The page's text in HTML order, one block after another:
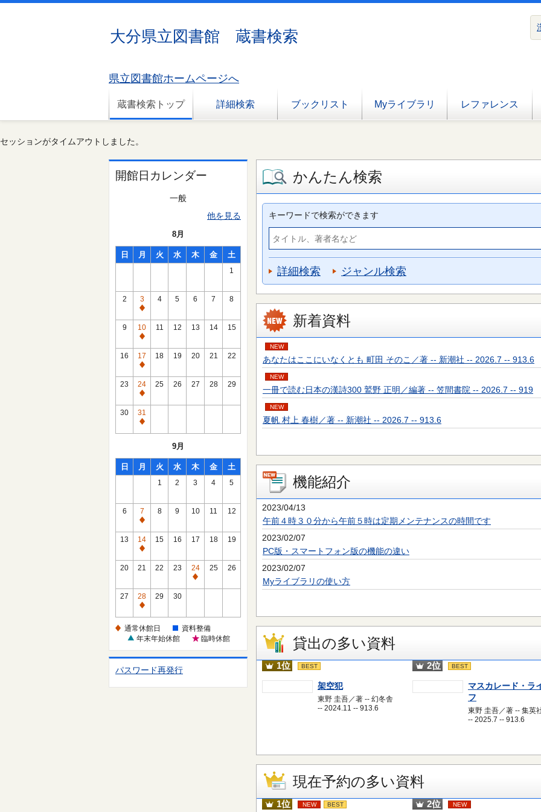
大分県立図書館 蔵書検索
県立図書館ホームページへ
蔵書検索トップ 詳細検索 ブックリスト Myライブラリ レファレンス
セッションがタイムアウトしました。
開館日カレンダー
一般
他を見る
8月
日 月 火 水 木 金 土
1
2
3
通
常
休
館
日
4 5 6 7 8
9
10
通
常
休
館
日
11 12 13 14 15
16
17
通
常
休
館
日
18 19 20 21 22
23
24
通
常
休
館
25 26 27 28 29
30
31
通
館
日
9月
日 月 火 水 木 金 土
1 2 3 4 5
6
7
通
常
休
館
8 9 10 11 12
13
14
通
常
館
日
15 16 17 18 19
20 21 22 23
24
通
館
日
25 26
27
28
通
休
日
29 30
通常休館日
資料整備
年末年始休館
臨時休館
パスワード再発行
かんたん検索
キーワードで検索ができます
詳細検索 ジャンル検索
新着資料
NEW
あなたはここにいなくとも 町田 そのこ／著 -- 新潮社 -- 2026.7 -- 913.6
NEW
一冊で読む日本の漢詩300 鷲野 正明／編著 -- 笠間書院 -- 2026.7 -- 919
NEW
夏帆 村上 春樹／著 -- 新潮社 -- 2026.7 -- 913.6
機能紹介
2023/04/13
午前４時３０分から午前５時は定期メンテナンスの時間です
2023/02/07
PC版・スマートフォン版の機能の違い
2023/02/07
Myライブラリの使い方
貸出の多い資料
1位 BEST
架空犯
東野 圭吾／著 -- 幻冬舎
-- 2024.11 -- 913.6
2位 BEST
マスカレード・ラ
フ
東野 圭吾／著 -- 集英
-- 2025.7 -- 913.6
現在予約の多い資料
1位 NEW BEST 2位 NEW